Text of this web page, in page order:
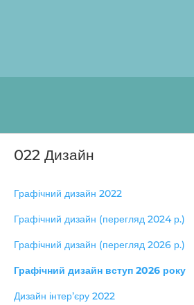
022 Дизайн
Графічний дизайн 2022
Графічний дизайн (перегляд2024 р.)
Графічний дизайн (перегляд 2026 р.)
Графічний дизайн вступ 2026 року
Дизайн інтер’єру 2022